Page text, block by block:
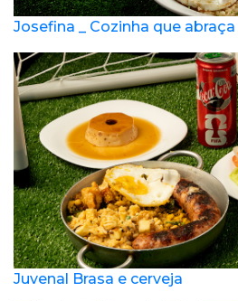
Josefina _ Cozinha que abraça
Juvenal Brasa e cerveja